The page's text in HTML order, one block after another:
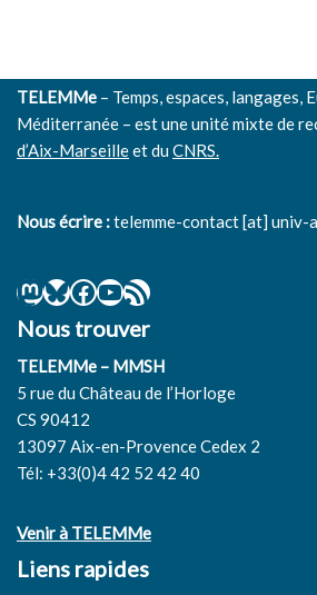
TELEMMe – Temps, espaces, langages,
Méditerranée – est une unité mixte de
d’Aix-Marseilleet duCNRS.
Nous écrire :telemme-contact [at] univ-
Nous trouver
TELEMMe – MMSH
5 rue du Château de l’Horloge
CS 90412
13097 Aix-en-Provence Cedex 2
Tél: +33(0)4 42 52 42 40
Venir à TELEMMe
Liens rapides